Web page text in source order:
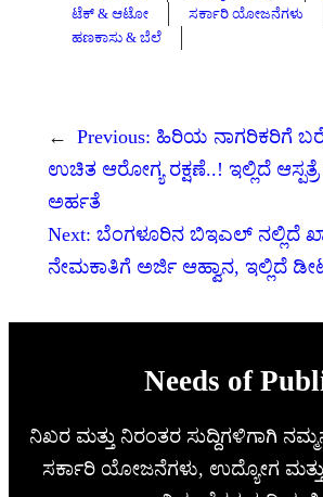
ಟೆಕ್ & ಆಟೋ
ಸರ್ಕಾರಿ ಯೋಜನೆಗಳು
ಹಣಕಾಸು & ಬೆಲೆ
← Previous: ಹಿರಿಯ ನಾಗರಿಕರಿಗೆ
ಉಚಿತ ಆರೋಗ್ಯ ರಕ್ಷಣೆ..! ಇಲ್ಲಿದೆ ಆಸ್ಪತ್ರೆ
ಅರ್ಹತೆ
Next: ಬೆಂಗಳೂರಿನ ಬಿಇಎಲ್‌ ನಲ್ಲಿದೆ
ನೇಮಕಾತಿಗೆ ಅರ್ಜಿ ಆಹ್ವಾನ, ಇಲ್ಲಿದೆ
Needs of
ನಿಖರ ಮತ್ತು ನಿರಂತರ ಸುದ್ದಿಗಳಿಗಾಗಿ
ಸರ್ಕಾರಿ ಯೋಜನೆಗಳು, ಉದ್ಯೋಗ